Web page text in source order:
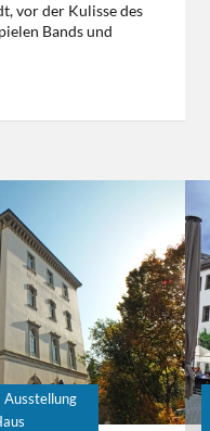
vor der Kulisse des
Bands und
Ausstellung